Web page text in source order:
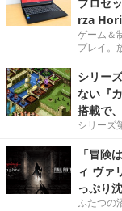
rza
ゲーム＆
プレイ。
シリー
ない『
搭載で
シリーズ
「冒険
ィ ヴァ
っぷり
ふたつの